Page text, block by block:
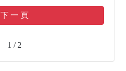
下 一 頁
1 / 2